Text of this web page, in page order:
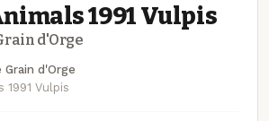
1991 Vulpis
d'Orge
Grain d'Orge
1991 Vulpis